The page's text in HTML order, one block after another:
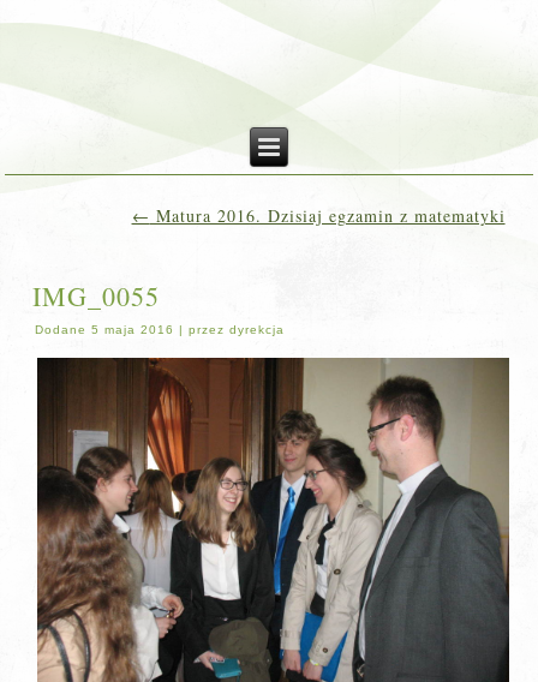
← Matura 2016. Dzisiaj egzamin z matematyki
IMG_0055
Dodane 5 maja 2016 |przez dyrekcja